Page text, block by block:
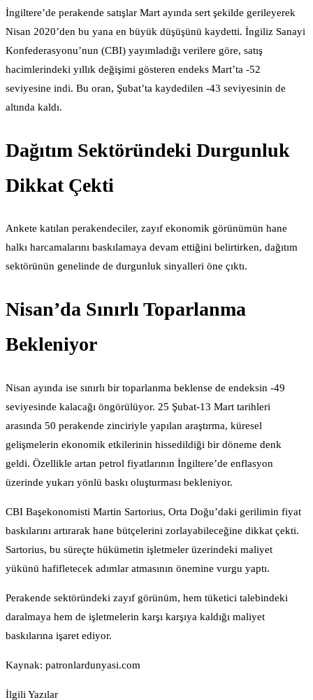
İngiltere’de perakende satışlar Mart ayında sert şekilde gerileyerek
Nisan 2020’den bu yana en büyük düşüşünü kaydetti. İngiliz Sanayi
Konfederasyonu’nun (CBI) yayımladığı verilere göre, satış
hacimlerindeki yıllık değişimi gösteren endeks Mart’ta -52
seviyesine indi. Bu oran, Şubat’ta kaydedilen -43 seviyesinin de
altında kaldı.
Dağıtım Sektöründeki Durgunluk
Dikkat Çekti
Ankete katılan perakendeciler, zayıf ekonomik görünümün hane
halkı harcamalarını baskılamaya devam ettiğini belirtirken, dağıtım
sektörünün genelinde de durgunluk sinyalleri öne çıktı.
Nisan’da Sınırlı Toparlanma
Bekleniyor
Nisan ayında ise sınırlı bir toparlanma beklense de endeksin -49
seviyesinde kalacağı öngörülüyor. 25 Şubat-13 Mart tarihleri
arasında 50 perakende zinciriyle yapılan araştırma, küresel
gelişmelerin ekonomik etkilerinin hissedildiği bir döneme denk
geldi. Özellikle artan petrol fiyatlarının İngiltere’de enflasyon
üzerinde yukarı yönlü baskı oluşturması bekleniyor.
CBI Başekonomisti Martin Sartorius, Orta Doğu’daki gerilimin fiyat
baskılarını artırarak hane bütçelerini zorlayabileceğine dikkat çekti.
Sartorius, bu süreçte hükümetin işletmeler üzerindeki maliyet
yükünü hafifletecek adımlar atmasının önemine vurgu yaptı.
Perakende sektöründeki zayıf görünüm, hem tüketici talebindeki
daralmaya hem de işletmelerin karşı karşıya kaldığı maliyet
baskılarına işaret ediyor.
Kaynak: patronlardunyasi.com
İlgili Yazılar